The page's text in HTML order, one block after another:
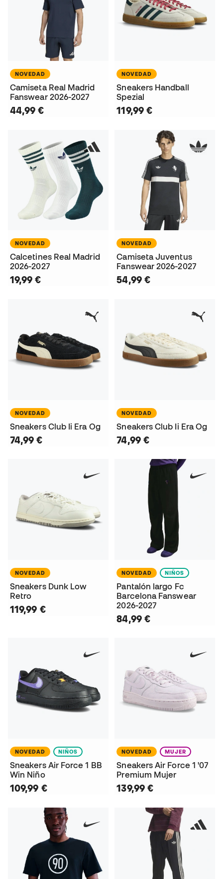
NOVEDAD
Camiseta Real Madrid
Fanswear 2026-2027
44,99 €
NOVEDAD
Sneakers Handball
Spezial
119,99 €
NOVEDAD
Calcetines Real Madrid
2026-2027
19,99 €
NOVEDAD
Camiseta Juventus
Fanswear 2026-2027
54,99 €
NOVEDAD
Sneakers Club Ii Era Og
74,99 €
NOVEDAD
Sneakers Club Ii Era Og
74,99 €
NOVEDAD
Sneakers Dunk Low
Retro
119,99 €
NOVEDAD NIÑOS
Pantalón largo Fc
Barcelona Fanswear
2026-2027
84,99 €
NOVEDAD NIÑOS
Sneakers Air Force 1 BB
Win Niño
109,99 €
NOVEDAD MUJER
Sneakers Air Force 1 '07
Premium Mujer
139,99 €